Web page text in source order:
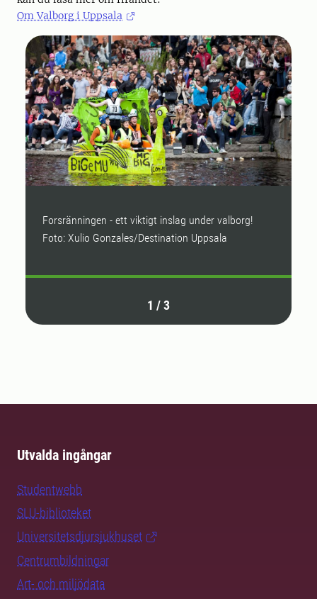
Om Valborg i Uppsala
Forsränningen - ett viktigt inslag under valborg!
Foto: Xulio Gonzales/Destination Uppsala
1 /3
Utvalda ingångar
Studentwebb
SLU-biblioteket
Universitetsdjursjukhuset
Centrumbildningar
Art- och miljödata